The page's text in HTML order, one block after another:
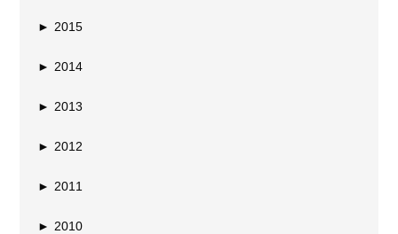
► 2015
► 2014
► 2013
► 2012
► 2011
► 2010